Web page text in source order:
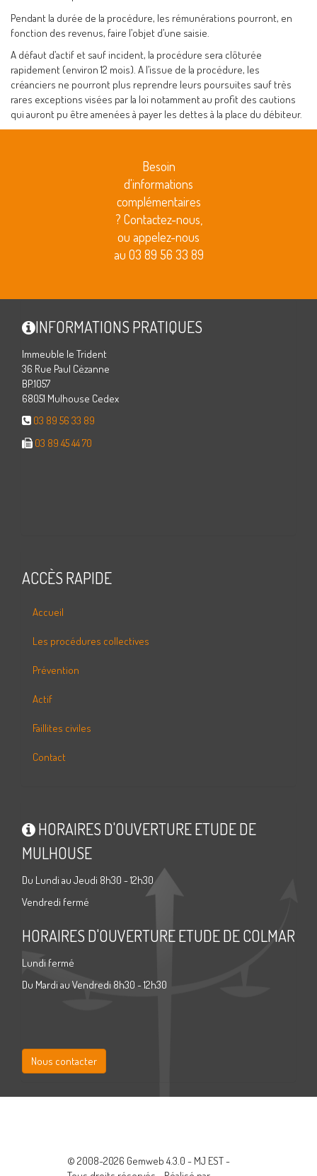
Pendant la durée de la procédure, les rémunérations pourront, en
fonction des revenus, faire l’objet d’une saisie.
A défaut d’actif et sauf incident, la procédure sera clôturée
rapidement (environ 12 mois). A l’issue de la procédure, les
créanciers ne pourront plus reprendre leurs poursuites sauf très
rares exceptions visées par la loi notamment au profit des cautions
qui auront pu être amenées à payer les dettes à la place du débiteur.
Besoin
d'informations
complémentaires
? Contactez-nous,
ou appelez-nous
au 03 89 56 33 89
INFORMATIONS PRATIQUES
Immeuble le Trident
36 Rue Paul Cézanne
BP.1057
68051 Mulhouse Cedex
03 89 56 33 89
03 89 45 44 70
ACCÈS RAPIDE
Accueil
Les procédures collectives
Prévention
Actif
Faillites civiles
Contact
HORAIRES D'OUVERTURE ETUDE DE
MULHOUSE
Du Lundi au Jeudi 8h30 - 12h30
Vendredi fermé
HORAIRES D'OUVERTURE ETUDE DE COLMAR
Lundi fermé
Du Mardi au Vendredi 8h30 - 12h30
Nous contacter
© 2008-2026 Gemweb 4.3.0 - MJ EST -